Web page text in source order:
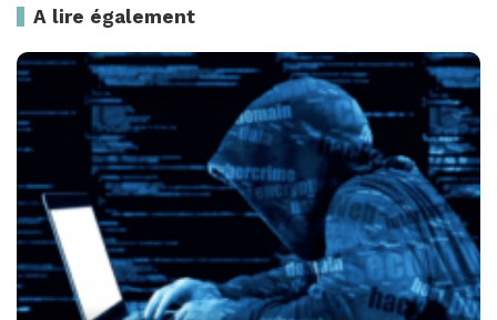
A lire également